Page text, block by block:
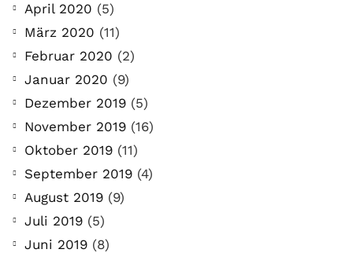
April 2020 (5)
März 2020 (11)
Februar 2020 (2)
Januar 2020 (9)
Dezember 2019 (5)
November 2019 (16)
Oktober 2019 (11)
September 2019 (4)
August 2019 (9)
Juli 2019 (5)
Juni 2019 (8)